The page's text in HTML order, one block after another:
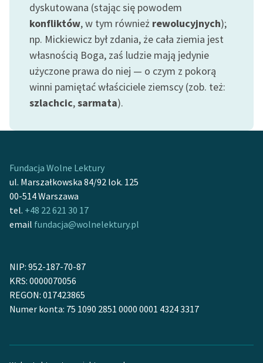
O nas
O projekcie
Materiały promocyjne
Polityka prywatności
Regulamin biblioteki
sprawozdania finansowe
Regulamin darowizn
dyskutowana (stając się powodem
konfliktów, w tym również rewolucyjnych);
np. Mickiewicz był zdania, że cała ziemia jest
własnością Boga, zaś ludzie mają jedynie
użyczone prawa do niej — o czym z pokorą
winni pamiętać właściciele ziemscy (zob. też:
szlachcic,sarmata).
Fundacja Wolne Lektury
ul. Marszałkowska 84/92 lok. 125
00-514 Warszawa
tel. +48 22 621 30 17
email fundacja@wolnelektury.pl
NIP: 952-187-70-87
KRS: 0000070056
REGON: 017423865
Numer konta: 75 1090 2851 0000 0001 4324 3317